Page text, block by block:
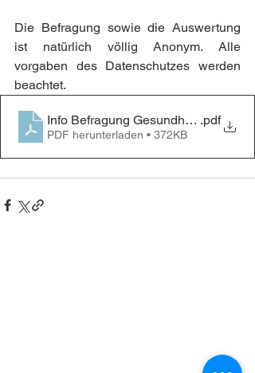
Die Befragung sowie die Auswertung
ist natürlich völlig Anonym. Alle
vorgaben des Datenschutzes werden
beachtet.
Info Befragung Gesundheitsstandort
.pdf
PDF herunterladen • 372KB